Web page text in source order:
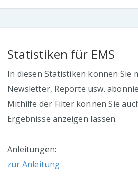
Statistiken für EMS
In diesen Statistiken können Sie
Newsletter, Reporte usw.
Mithilfe der Filter können Sie
Ergebnisse anzeigen lassen.
Anleitungen:
zur Anleitung